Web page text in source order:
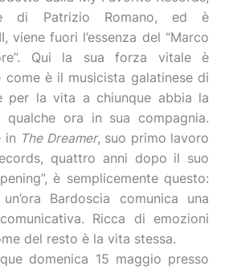
di Patrizio Romano, ed è
viene fuori l’essenza del “Marco
Qui la sua forza vitale è
come è il musicista galatinese di
per la vita a chiunque abbia la
ora in sua compagnia.
in The Dreamer, suo primo lavoro
quattro anni dopo il suo
è semplicemente questo:
Bardoscia comunica una
Ricca di emozioni
del resto è la vita stessa.
domenica 15 maggio presso